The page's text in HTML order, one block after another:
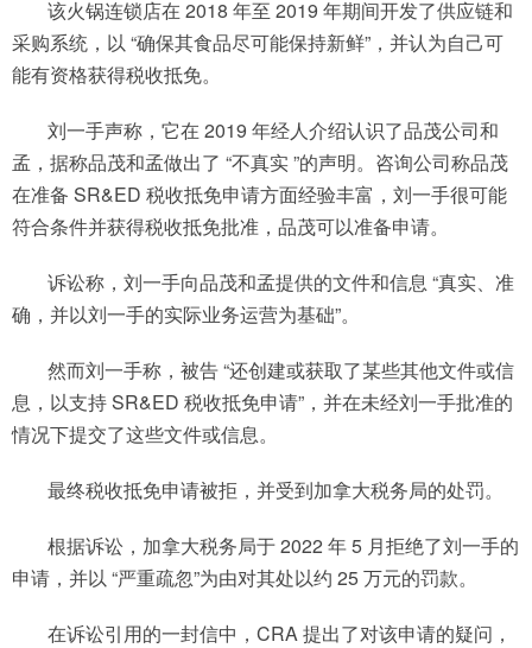
该火锅连锁店在 2018 年至 2019 年期间开发了供应链和
采购系统，以 “确保其食品尽可能保持新鲜”，并认为自己可
能有资格获得税收抵免。
刘一手声称，它在 2019 年经人介绍认识了品茂公司和
孟，据称品茂和孟做出了 “不真实 ”的声明。咨询公司称品茂
在准备 SR&ED 税收抵免申请方面经验丰富，刘一手很可能
符合条件并获得税收抵免批准，品茂可以准备申请。
诉讼称，刘一手向品茂和孟提供的文件和信息 “真实、准
确，并以刘一手的实际业务运营为基础”。
然而刘一手称，被告 “还创建或获取了某些其他文件或信
息，以支持 SR&ED 税收抵免申请”，并在未经刘一手批准的
情况下提交了这些文件或信息。
最终税收抵免申请被拒，并受到加拿大税务局的处罚。
根据诉讼，加拿大税务局于 2022 年 5 月拒绝了刘一手的
申请，并以 “严重疏忽”为由对其处以约 25 万元的罚款。
在诉讼引用的一封信中，CRA 提出了对该申请的疑问，